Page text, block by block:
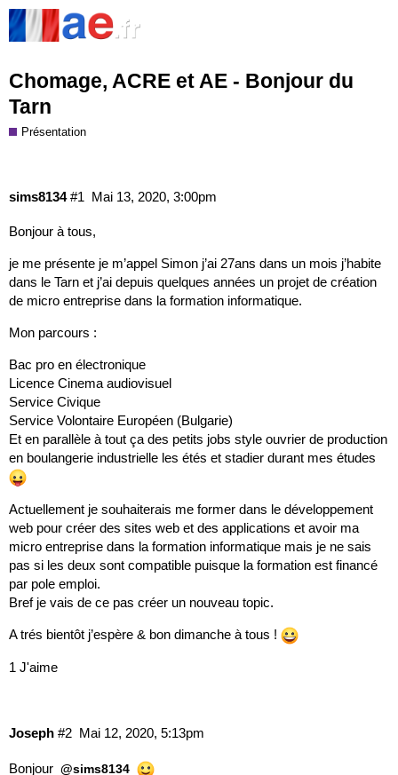
Chomage, ACRE et AE - Bonjour du
Tarn
Présentation
sims8134 Mai 13, 2020, 3:00pm
#1
Bonjour à tous,
je me présente je m’appel Simon j’ai 27ans dans un mois j’habite
dans le Tarn et j’ai depuis quelques années un projet de création
de micro entreprise dans la formation informatique.
Mon parcours :
Bac pro en électronique
Licence Cinema audiovisuel
Service Civique
Service Volontaire Européen (Bulgarie)
Et en parallèle à tout ça des petits jobs style ouvrier de production
en boulangerie industrielle les étés et stadier durant mes études
Actuellement je souhaiterais me former dans le développement
web pour créer des sites web et des applications et avoir ma
micro entreprise dans la formation informatique mais je ne sais
pas si les deux sont compatible puisque la formation est financé
par pole emploi.
Bref je vais de ce pas créer un nouveau topic.
A trés bientôt j’espère & bon dimanche à tous !
1 J'aime
Joseph Mai 12, 2020, 5:13pm
#2
Bonjour @sims8134